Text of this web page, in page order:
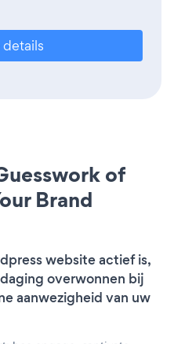
details
of
Brand
website actief is,
overwonnen bij
aanwezigheid van uw